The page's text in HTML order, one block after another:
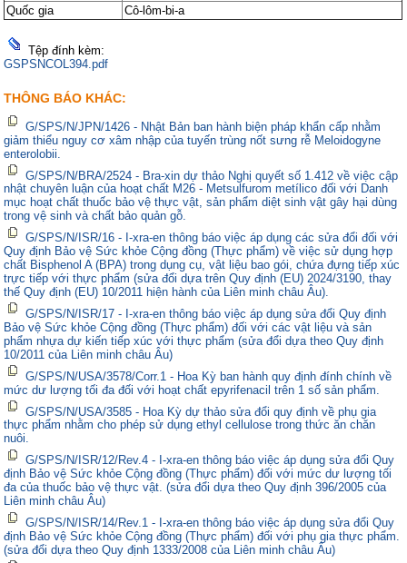
Quốc gia
Cô-lôm-bi-a
Tệp đính kèm:
GSPSNCOL394.pdf
THÔNG BÁO KHÁC:
G/SPS/N/JPN/1426 - Nhật Bản ban hành biện pháp khẩn cấp nhằm
giảm thiểu nguy cơ xâm nhập của tuyến trùng nốt sưng rễ Meloidogyne
enterolobii.
G/SPS/N/BRA/2524 - Bra-xin dự thảo Nghị quyết số 1.412 về việc cập
nhật chuyên luận của hoạt chất M26 - Metsulfurom metílico đối với Danh
mục hoạt chất thuốc bảo vệ thực vật, sản phẩm diệt sinh vật gây hại dùng
trong vệ sinh và chất bảo quản gỗ.
G/SPS/N/ISR/16 - I-xra-en thông báo việc áp dụng các sửa đổi đối với
Quy định Bảo vệ Sức khỏe Cộng đồng (Thực phẩm) về việc sử dụng hợp
chất Bisphenol A (BPA) trong dụng cụ, vật liệu bao gói, chứa đựng tiếp xúc
trực tiếp với thực phẩm (sửa đổi dựa trên Quy định (EU) 2024/3190, thay
thế Quy định (EU) 10/2011 hiện hành của Liên minh châu Âu).
G/SPS/N/ISR/17 - I-xra-en thông báo việc áp dụng sửa đổi Quy định
Bảo vệ Sức khỏe Cộng đồng (Thực phẩm) đối với các vật liệu và sản
phẩm nhựa dự kiến tiếp xúc với thực phẩm (sửa đổi dựa theo Quy định
10/2011 của Liên minh châu Âu)
G/SPS/N/USA/3578/Corr.1 - Hoa Kỳ ban hành quy định đính chính về
mức dư lượng tối đa đối với hoạt chất epyrifenacil trên 1 số sản phẩm.
G/SPS/N/USA/3585 - Hoa Kỳ dự thảo sửa đổi quy định về phụ gia
thực phẩm nhằm cho phép sử dụng ethyl cellulose trong thức ăn chăn
nuôi.
G/SPS/N/ISR/12/Rev.4 - I-xra-en thông báo việc áp dụng sửa đổi Quy
định Bảo vệ Sức khỏe Cộng đồng (Thực phẩm) đối với mức dư lượng tối
đa của thuốc bảo vệ thực vật. (sửa đổi dựa theo Quy định 396/2005 của
Liên minh châu Âu)
G/SPS/N/ISR/14/Rev.1 - I-xra-en thông báo việc áp dụng sửa đổi Quy
định Bảo vệ Sức khỏe Cộng đồng (Thực phẩm) đối với phụ gia thực phẩm.
(sửa đổi dựa theo Quy định 1333/2008 của Liên minh châu Âu)